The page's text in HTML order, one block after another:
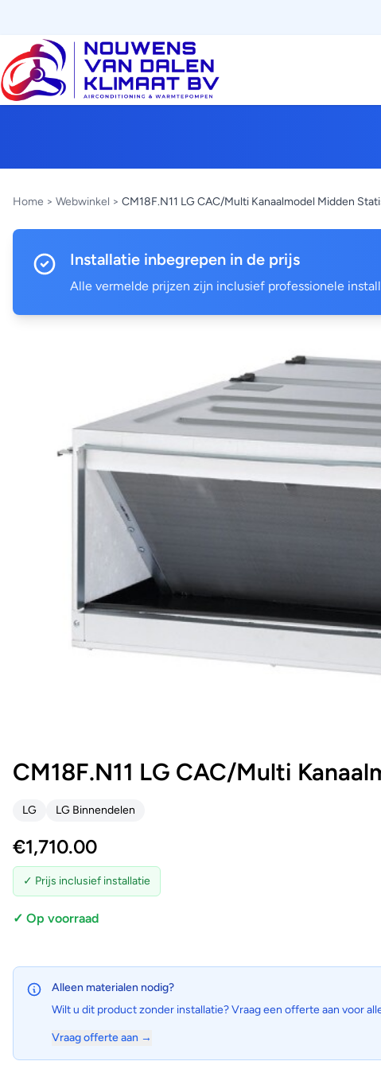
Home > Webwinkel > CM18F.N11 LG CAC/Multi Kanaalmodel Midden
Installatie inbegrepen in de prijs
Alle vermelde prijzen zijn inclusief professionele
CM18F.N11 LG CAC/Multi
LG LG Binnendelen
€1,710.00
✓ Prijs inclusief installatie
✓ Op voorraad
Alleen materialen nodig?
Wilt u dit product zonder installatie? Vraag een offerte aan voor
Vraag offerte aan →